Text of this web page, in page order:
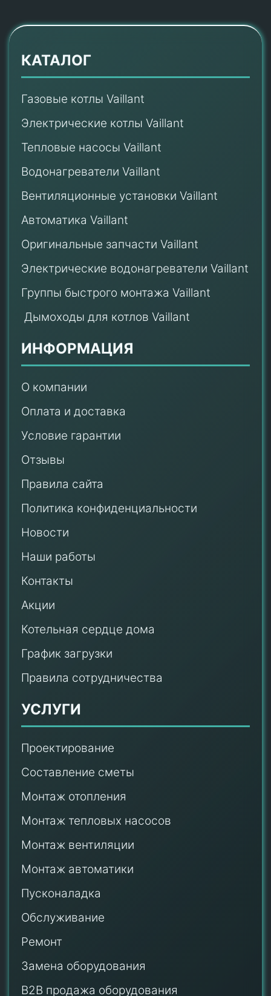
КАТАЛОГ
Газовые котлы Vaillant
Электрические котлы Vaillant
Тепловые насосы Vaillant
Водонагреватели Vaillant
Вентиляционные установки Vaillant
Автоматика Vaillant
Оригинальные запчасти Vaillant
Электрические водонагреватели Vaillant
Группы быстрого монтажа Vaillant
Дымоходы для котлов Vaillant
ИНФОРМАЦИЯ
О компании
Оплата и доставка
Условие гарантии
Отзывы
Правила сайта
Политика конфиденциальности
Новости
Наши работы
Контакты
Акции
Котельная сердце дома
График загрузки
Правила сотрудничества
УСЛУГИ
Проектирование
Составление сметы
Монтаж отопления
Монтаж тепловых насосов
Монтаж вентиляции
Монтаж автоматики
Пусконаладка
Обслуживание
Ремонт
Замена оборудования
B2B продажа оборудования